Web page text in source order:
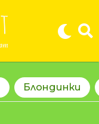
Блондинки